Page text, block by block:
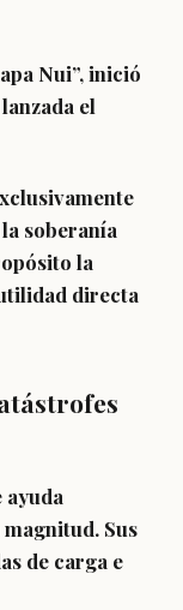
Nui”, inició
el
soberanía
la
directa
ayuda
Sus
de carga e